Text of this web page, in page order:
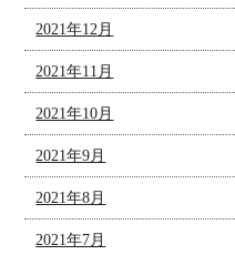
2021年12月
2021年11月
2021年10月
2021年9月
2021年8月
2021年7月